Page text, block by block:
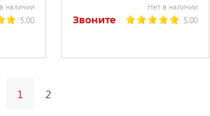
наличии
5.00
Нет в наличии
Звоните 5.00
1 2